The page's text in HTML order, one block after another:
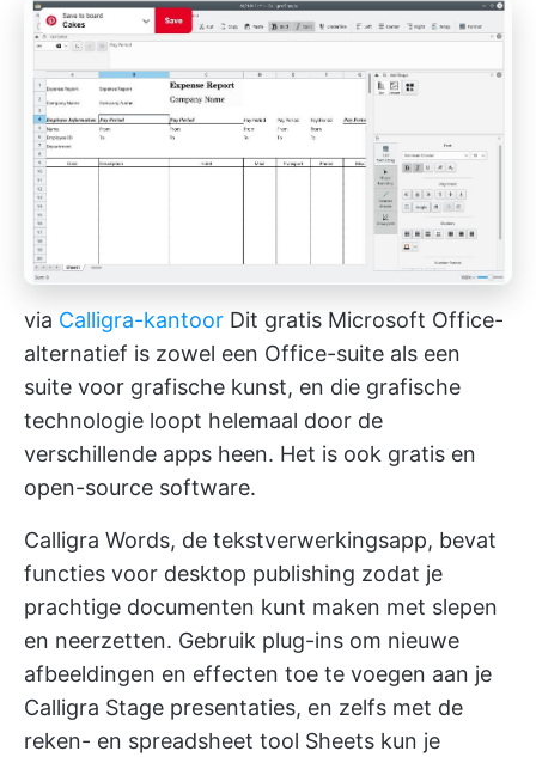
via Calligra-kantoor Dit gratis Microsoft Office-
alternatief is zowel een Office-suite als een
suite voor grafische kunst, en die grafische
technologie loopt helemaal door de
verschillende apps heen. Het is ook gratis en
open-source software.
Calligra Words, de tekstverwerkingsapp, bevat
functies voor desktop publishing zodat je
prachtige documenten kunt maken met slepen
en neerzetten. Gebruik plug-ins om nieuwe
afbeeldingen en effecten toe te voegen aan je
Calligra Stage presentaties, en zelfs met de
reken- en spreadsheet tool Sheets kun je